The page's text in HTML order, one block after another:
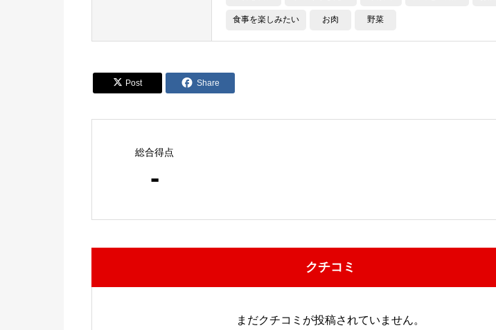
食事を楽しみたい お肉 野菜
 Post  Share
総合得点
-
クチコミ
まだクチコミが投稿されていません。